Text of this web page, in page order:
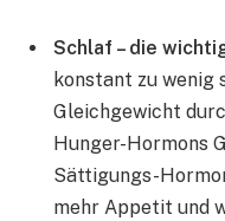
Schlaf – die
konstant zu
Gleichgewicht
Hunger-Hormons
Sättigungs-
mehr Appetit und